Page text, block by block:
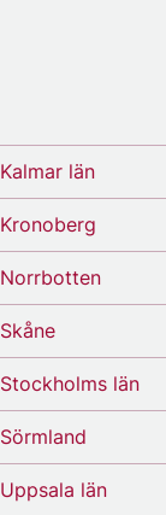
Kalmar län
Kronoberg
Norrbotten
Skåne
Stockholms län
Sörmland
Uppsala län